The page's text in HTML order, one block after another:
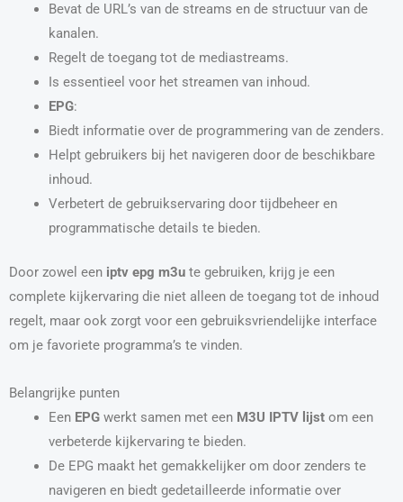
Bevat de URL’s van de streams en de structuur van de
kanalen.
Regelt de toegang tot de mediastreams.
Is essentieel voor het streamen van inhoud.
EPG:
Biedt informatie over de programmering van de zenders.
Helpt gebruikers bij het navigeren door de beschikbare
inhoud.
Verbetert de gebruikservaring door tijdbeheer en
programmatische details te bieden.
Door zowel een iptv epg m3u te gebruiken, krijg je een
complete kijkervaring die niet alleen de toegang tot de inhoud
regelt, maar ook zorgt voor een gebruiksvriendelijke interface
om je favoriete programma’s te vinden.
Belangrijke punten
Een EPGwerkt samen met een M3U IPTV lijstom een
verbeterde kijkervaring te bieden.
De EPG maakt het gemakkelijker om door zenders te
navigeren en biedt gedetailleerde informatie over